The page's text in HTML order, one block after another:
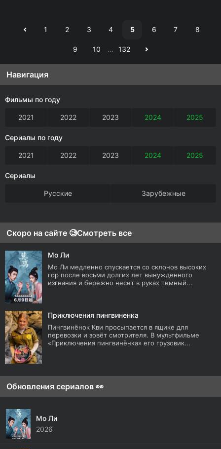
1 2 3 4 5 6 7 8
9 10 ... 132
Навигация
Фильмы по году
2021 2022 2023 2024 2025
Сериалы по году
2021 2022 2023 2024 2025
Сериалы
Русские Зарубежные
Скоро на сайте 🧐Смотреть все
Мо Ли
Мо Ли медленно спускается со склонов высоких
гор после восьми долгих лет вынужденного
изгнания и бережно несет в руках темный...
Приключения пингвиненка
Пингвинёнок Кви просыпается в ящике для
перевозки и зовёт смотрителя. В мультфильме
«Приключения пингвинёнка» его грузовик...
Обновления сериалов 👀
Мо Ли
2026